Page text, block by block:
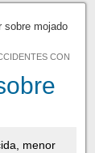
sobre mojado
CON
menor